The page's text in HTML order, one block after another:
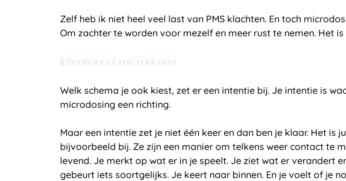
Zelf heb ik niet heel veel last van PMS klachten. En toch
Om zachter te worden voor mezelf en meer rust te nemen. Het
Intentioneel microdosen
Welk schema je ook kiest, zet er een intentie bij. Je intentie is
microdosing een richting.
Maar een intentie zet je niet één keer en dan ben je klaar. Het
bijvoorbeeld bij. Ze zijn een manier om telkens weer contact te
levend. Je merkt op wat er in je speelt. Je ziet wat er verandert
gebeurt iets soortgelijks. Je keert naar binnen. En je voelt of je